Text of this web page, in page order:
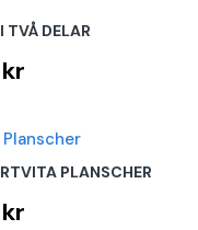
TVÅ DELAR
PLANSCHER